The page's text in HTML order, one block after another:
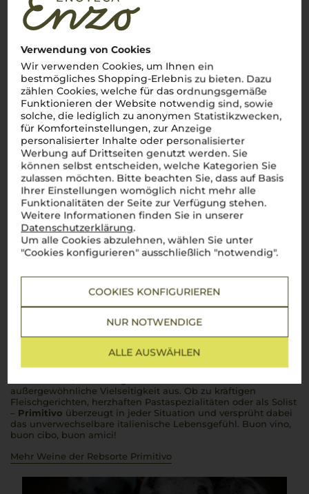
Verwendung von Cookies
Wir verwenden Cookies, um Ihnen ein
bestmögliches Shopping-Erlebnis zu bieten. Dazu
zählen Cookies, welche für das ordnungsgemäße
Funktionieren der Website notwendig sind, sowie
solche, die lediglich zu anonymen Statistikzwecken,
für Komforteinstellungen, zur Anzeige
personalisierter Inhalte oder personalisierter
Werbung auf Drittseiten genutzt werden. Sie
können selbst entscheiden, welche Kategorien Sie
zulassen möchten. Bitte beachten Sie, dass auf Basis
Ihrer Einstellungen womöglich nicht mehr alle
Funktionalitäten der Seite zur Verfügung stehen.
Weitere Informationen finden Sie in unserer
Datenschutzerklärung.
Um alle Cookies abzulehnen, wählen Sie unter
"Cookies konfigurieren" ausschließlich "notwendig".
COOKIES KONFIGURIEREN
NUR NOTWENDIGE
ALLE AUSWÄHLEN
Über die Rebsorte
Primitivo, eine der bedeutsamsten Rebsorten Italiens,
begeistert Weinliebhaber weltweit mit ihrer intensiven
Fruchtigkeit und kraftvollen Aromen. Ursprünglich aus
Kroatien stammend, zeichnet sich der Primitivo durch seine
außergewöhnliche Vielseitigkeit aus. Ob zu kräftigen
Fleischgerichten, herzhaften Pastaspezialitäten oder als Solist
– Primitivo überzeugt in jeder Situation und versprüht dabei
das unverwechselbare italienische Lebensgefühl. Buon vino,
buon cibo, buon amici!
Mehr Weine der Rebsorte Primitivo